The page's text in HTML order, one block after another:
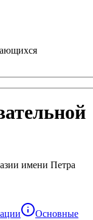
имени Петра
Основные